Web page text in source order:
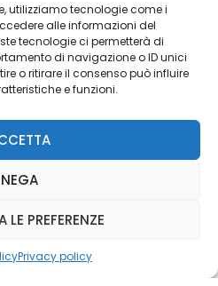
utilizziamo tecnologie come i
alle informazioni del
tecnologie ci permetterà di
di navigazione o ID unici
o ritirare il consenso può influire
e funzioni.
NEGA
LE PREFERENZE
Privacy policy